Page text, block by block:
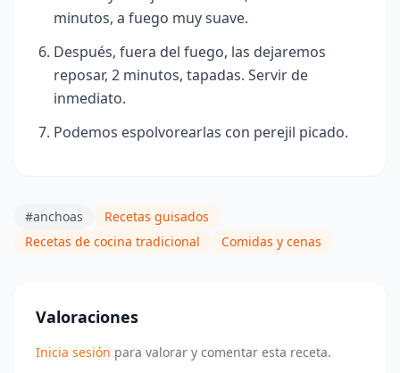
minutos, a fuego muy suave.
Después, fuera del fuego, las dejaremos
reposar, 2 minutos, tapadas. Servir de
inmediato.
Podemos espolvorearlas con perejil picado.
#anchoas
Recetas guisados
Recetas de cocina tradicional
Comidas y cenas
Valoraciones
Inicia sesión para valorar y comentar esta receta.